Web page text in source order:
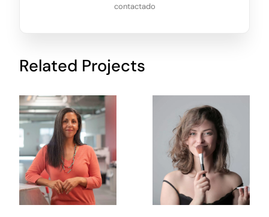
contactado
Related Projects